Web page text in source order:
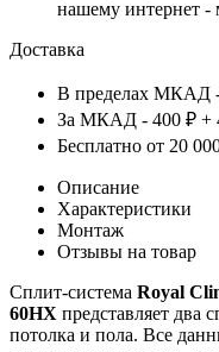
нашему интернет -
Доставка
В пределах МКАД
За МКАД - 400 ₽ +
Бесплатно от 20
Описание
Характеристики
Монтаж
Отзывы на товар
Сплит-система Royal
60HX представляет два
потолка и пола. Все